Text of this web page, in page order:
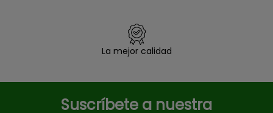
La mejor calidad
Suscríbete a nuestra